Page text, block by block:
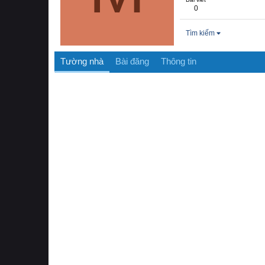
0
Tìm kiếm
Tường nhà Bài đăng Thông tin